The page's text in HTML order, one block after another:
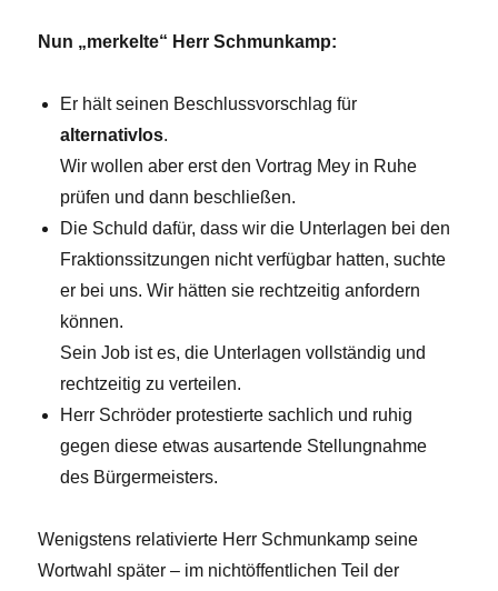
Nun „merkelte“ Herr Schmunkamp:
Er hält seinen Beschlussvorschlag für
alternativlos.
Wir wollen aber erst den Vortrag Mey in Ruhe
prüfen und dann beschließen.
Die Schuld dafür, dass wir die Unterlagen bei den
Fraktionssitzungen nicht verfügbar hatten, suchte
er bei uns. Wir hätten sie rechtzeitig anfordern
können.
Sein Job ist es, die Unterlagen vollständig und
rechtzeitig zu verteilen.
Herr Schröder protestierte sachlich und ruhig
gegen diese etwas ausartende Stellungnahme
des Bürgermeisters.
Wenigstens relativierte Herr Schmunkamp seine
Wortwahl später – im nichtöffentlichen Teil der